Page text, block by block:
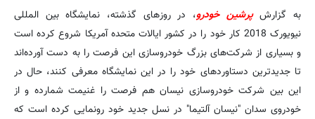
به گزارشپرشین خودرو، در روزهای گذشته، نمایشگاه بین المللی
نیویورک 2018 کار خود را در کشور ایالات متحده آمریکا شروع کرده است
و بسیاری از شرکت‌های بزرگ خودروسازی این فرصت را به دست آورده‌اند
تا جدیدترین دستاوردهای خود را در این نمایشگاه معرفی کنند، حال در
این بین شرکت خودروسازی نیسان هم فرصت را غنیمت شمارده و از
خودروی سدان "نیسان آلتیما" در نسل جدید خود رونمایی کرده است که